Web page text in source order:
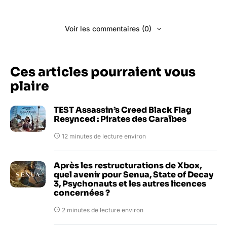
Voir les commentaires (0)
Ces articles pourraient vous
plaire
TEST Assassin’s Creed Black Flag
Resynced : Pirates des Caraïbes
12 minutes de lecture environ
Après les restructurations de Xbox,
quel avenir pour Senua, State of Decay
3, Psychonauts et les autres licences
concernées ?
2 minutes de lecture environ